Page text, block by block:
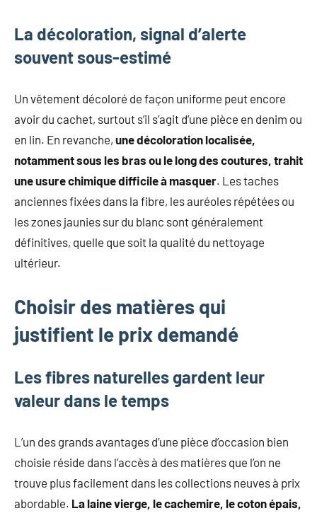
La décoloration, signal d’alerte
souvent sous-estimé
Un vêtement décoloré de façon uniforme peut encore
avoir du cachet, surtout s’il s’agit d’une pièce en denim ou
en lin. En revanche, une décoloration localisée,
notamment sous les bras ou le long des coutures, trahit
une usure chimique difficile à masquer. Les taches
anciennes fixées dans la fibre, les auréoles répétées ou
les zones jaunies sur du blanc sont généralement
définitives, quelle que soit la qualité du nettoyage
ultérieur.
Choisir des matières qui
justifient le prix demandé
Les fibres naturelles gardent leur
valeur dans le temps
L’un des grands avantages d’une pièce d’occasion bien
choisie réside dans l’accès à des matières que l’on ne
trouve plus facilement dans les collections neuves à prix
abordable. La laine vierge, le cachemire, le coton épais,